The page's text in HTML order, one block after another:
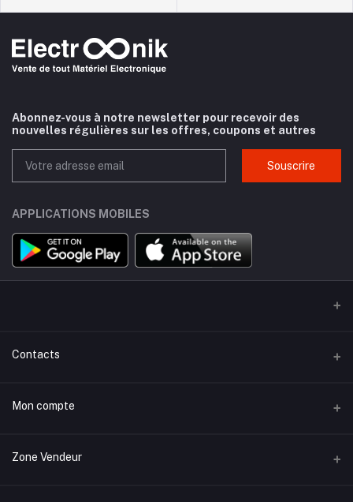
Abonnez-vous à notre newsletter pour recevoir des
nouvelles régulières sur les offres, coupons et autres
Souscrire
APPLICATIONS MOBILES
Contacts
Adresse
Téléphone
Mon compte
S'identifier
Zone Vendeur